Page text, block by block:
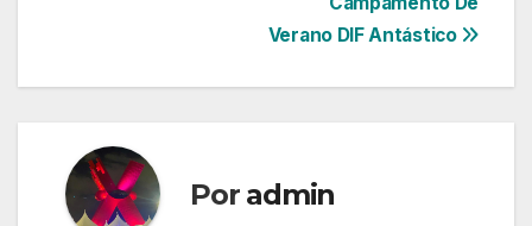
Verano DIF Antástico
Por admin